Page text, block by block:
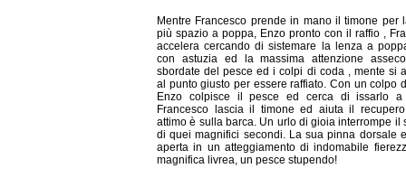
Mentre Francesco prende in mano il timone per
più spazio a poppa, Enzo pronto con il raffio ,
accelera cercando di sistemare la lenza a
con astuzia ed la massima attenzione
sbordate del pesce ed i colpi di coda , mente si
al punto giusto per essere raffiato. Con un colpo
Enzo colpisce il pesce ed cerca di issarlo a
Francesco lascia il timone ed aiuta il
attimo è sulla barca. Un urlo di gioia interrompe il
di quei magnifici secondi. La sua pinna dorsale
aperta in un atteggiamento di indomabile
magnifica livrea, un pesce stupendo!